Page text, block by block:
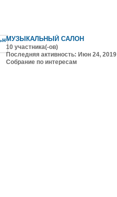
МУЗЫКАЛЬНЫЙ САЛОН
10 участника(-ов)
Последняя активность: Июн 24, 2019
Собрание по интересам